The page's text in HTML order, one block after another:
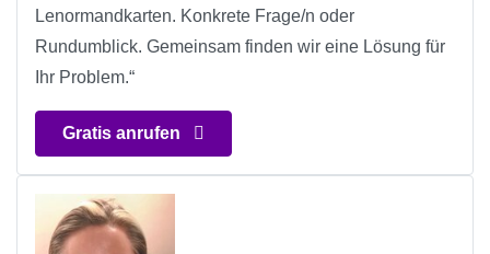
Lenormandkarten. Konkrete Frage/n oder
Rundumblick. Gemeinsam finden wir eine Lösung für
Ihr Problem.“
Gratis anrufen